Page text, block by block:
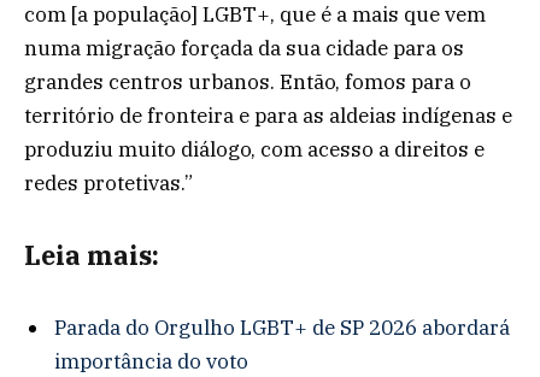
com [a população] LGBT+, que é a mais que vem
numa migração forçada da sua cidade para os
grandes centros urbanos. Então, fomos para o
território de fronteira e para as aldeias indígenas e
produziu muito diálogo, com acesso a direitos e
redes protetivas.”
Leia mais:
Parada do Orgulho LGBT+ de SP 2026 abordará
importância do voto